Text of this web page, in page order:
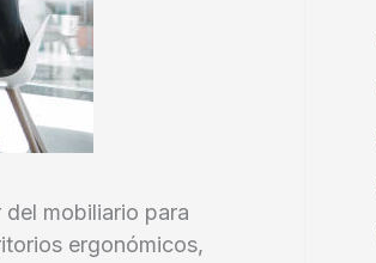
mobiliario para
ergonómicos,